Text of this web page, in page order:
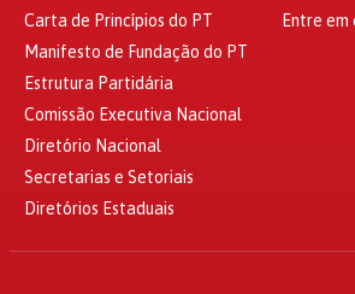
Carta de Princípios do PT
Manifesto de Fundação do PT
Estrutura Partidária
Comissão Executiva Nacional
Diretório Nacional
Secretarias e Setoriais
Diretórios Estaduais
Entre